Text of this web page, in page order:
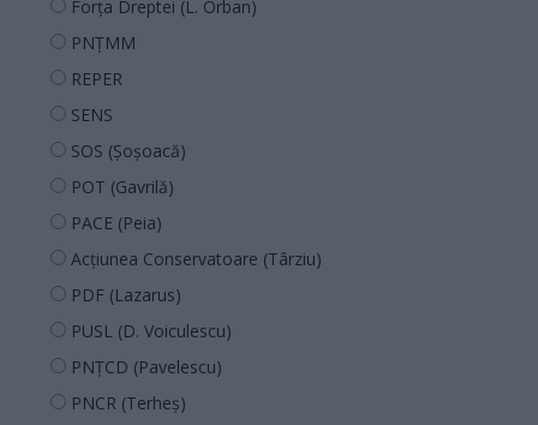
Forța Dreptei (L. Orban)
PNȚMM
REPER
SENS
SOS (Șoșoacă)
POT (Gavrilă)
PACE (Peia)
Acțiunea Conservatoare (Târziu)
PDF (Lazarus)
PUSL (D. Voiculescu)
PNȚCD (Pavelescu)
PNCR (Terheș)